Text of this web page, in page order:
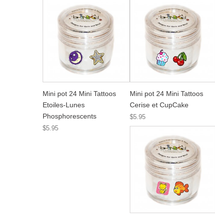
Mini pot 24 Mini Tattoos
Etoiles-Lunes
Phosphorescents
$5.95
Mini pot 24 Mini Tattoos
Cerise et CupCake
$5.95